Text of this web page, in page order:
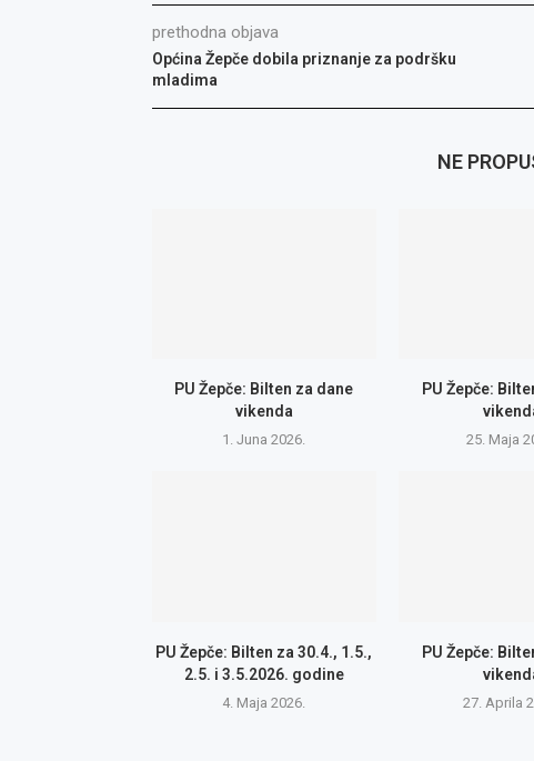
prethodna objava
Općina Žepče dobila priznanje za podršku
mladima
NE
PU Žepče: Bilten za dane
vikenda
1. Juna 2026.
PU Žepče:
25. Maja
PU Žepče: Bilten za 30.4., 1.5.,
2.5. i 3.5.2026. godine
4. Maja 2026.
PU Žepče:
27. Aprila